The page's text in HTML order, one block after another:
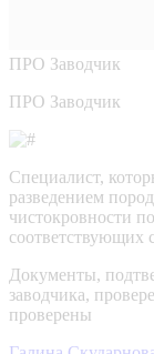
ПРО Заводчик
ПРО Заводчик
Специалист,
разведением
чистокровности
соответствующих
Документы,
заводчика,
проверены